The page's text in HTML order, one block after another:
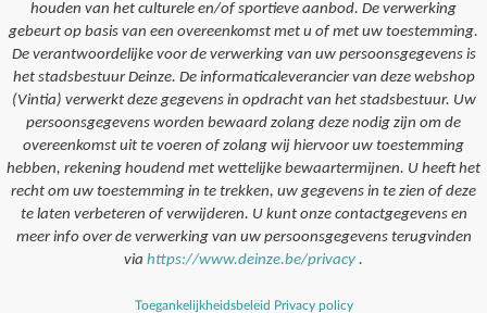
houden van het culturele en/of sportieve aanbod. De verwerking
gebeurt op basis van een overeenkomst met u of met uw toestemming.
De verantwoordelijke voor de verwerking van uw persoonsgegevens is
het stadsbestuur Deinze. De informaticaleverancier van deze webshop
(Vintia) verwerkt deze gegevens in opdracht van het stadsbestuur. Uw
persoonsgegevens worden bewaard zolang deze nodig zijn om de
overeenkomst uit te voeren of zolang wij hiervoor uw toestemming
hebben, rekening houdend met wettelijke bewaartermijnen. U heeft het
recht om uw toestemming in te trekken, uw gegevens in te zien of deze
te laten verbeteren of verwijderen. U kunt onze contactgegevens en
meer info over de verwerking van uw persoonsgegevens terugvinden
via https://www.deinze.be/privacy .
Toegankelijkheidsbeleid Privacy policy